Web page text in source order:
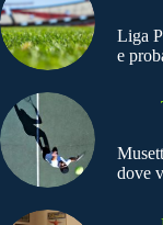
Liga
e
dove